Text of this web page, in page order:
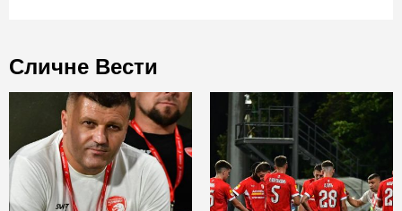
Сличне Вести